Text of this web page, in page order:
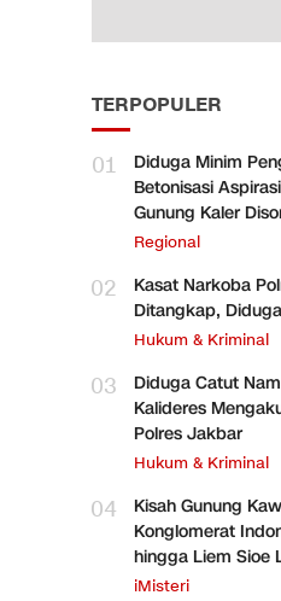
TERPOPULER
01
Diduga Minim
Betonisasi
Gunung Kaler
Pengurangan
Regional
02
Kasat Narkoba
Ditangkap,
Hukum & Kriminal
03
Diduga Catut
Kalideres
Polres Jakbar
Hukum & Kriminal
04
Kisah Gunung
Konglomerat
hingga Liem Sioe
iMisteri